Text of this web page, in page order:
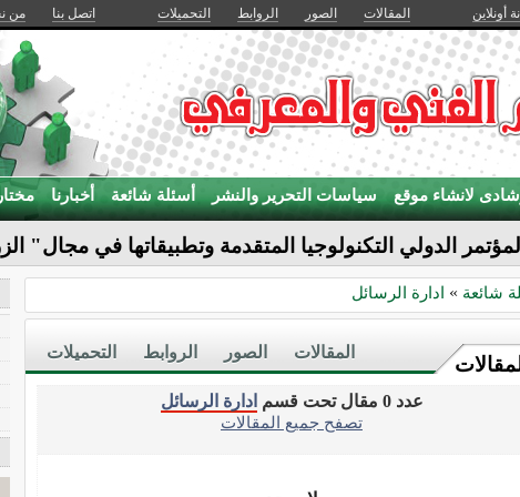
أونلاين المقالات الصور الروابط التحميلات اتصل بنا من
لانشاء موقع سياسات التحرير والنشر أسئلة شائعة أخبارنا
المؤتمر الدولي التكنولوجيا المتقدمة وتطبيقاتها في مجال"
شائعة » ادارة الرسائل
التحميلات الروابط الصور المقالات
عدد 0 مقال تحت قسم
ادارة الرسائل
تصفح جميع المقالات